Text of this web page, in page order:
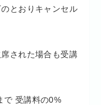
とおりキャンセル
された場合も受講
で 受講料の0%